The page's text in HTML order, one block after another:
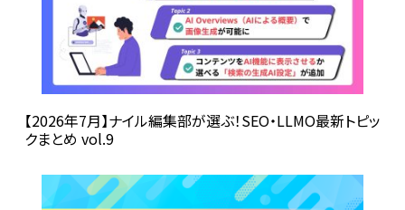
【2026年7月】ナイル編集部が選ぶ！SEO・LLMO最新トピッ
クまとめ vol.9